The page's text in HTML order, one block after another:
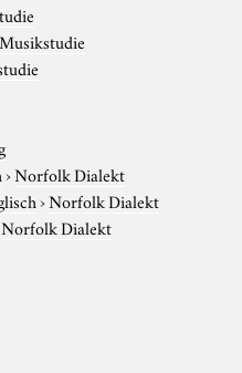
Musikstudie
›Norfolk Dialekt
›Norfolk Dialekt
Norfolk Dialekt